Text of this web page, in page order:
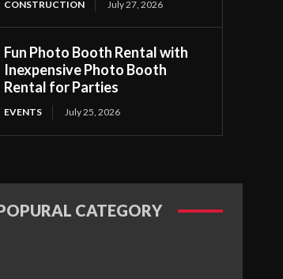
CONSTRUCTION July 27, 2026
Fun Photo Booth Rental with
Inexpensive Photo Booth
Rental for Parties
EVENTS July 25, 2026
CATEGORY